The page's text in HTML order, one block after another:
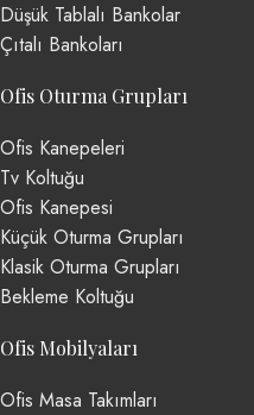
Düşük Tablalı Bankolar
Çıtalı Bankoları
Ofis Oturma Grupları
Ofis Kanepeleri
Tv Koltuğu
Ofis Kanepesi
Küçük Oturma Grupları
Klasik Oturma Grupları
Bekleme Koltuğu
Ofis Mobilyaları
Ofis Masa Takımları